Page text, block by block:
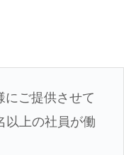
にご提供させて
以上の社員が働